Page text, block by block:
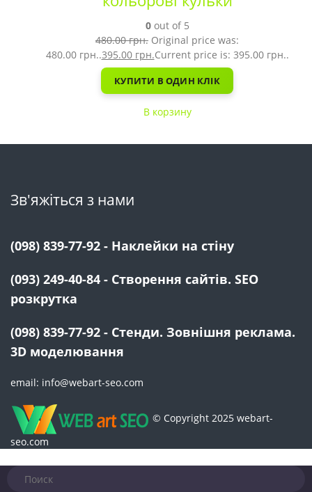
0out of 5
480.00грн. Original price was:
480.00 грн..395.00 грн.Current price is: 395.00 грн..
КУПИТИ В ОДИН КЛІК
В корзину
Зв'яжіться з нами
(098) 839-77-92 - Наклейки на стіну
(093) 249-40-84 - Створення сайтів. SEO
розкрутка
(098) 839-77-92 - Стенди. Зовнішня реклама.
3D моделювання
email: info@webart-seo.com
© Copyright 2025 webart-
seo.com